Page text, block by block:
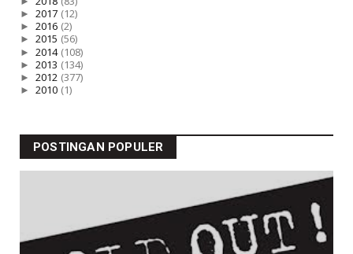
► 2017 (12)
► 2016 (2)
► 2015 (56)
► 2014 (108)
► 2013 (134)
► 2012 (377)
► 2010 (1)
POSTINGAN POPULER